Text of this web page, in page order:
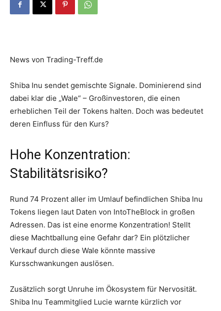
News von Trading-Treff.de
Shiba Inu sendet gemischte Signale. Dominierend sind
dabei klar die „Wale“ – Großinvestoren, die einen
erheblichen Teil der Tokens halten. Doch was bedeutet
deren Einfluss für den Kurs?
Hohe Konzentration:
Stabilitätsrisiko?
Rund 74 Prozent aller im Umlauf befindlichen Shiba Inu
Tokens liegen laut Daten von IntoTheBlock in großen
Adressen. Das ist eine enorme Konzentration! Stellt
diese Machtballung eine Gefahr dar? Ein plötzlicher
Verkauf durch diese Wale könnte massive
Kursschwankungen auslösen.
Zusätzlich sorgt Unruhe im Ökosystem für Nervosität.
Shiba Inu Teammitglied Lucie warnte kürzlich vor